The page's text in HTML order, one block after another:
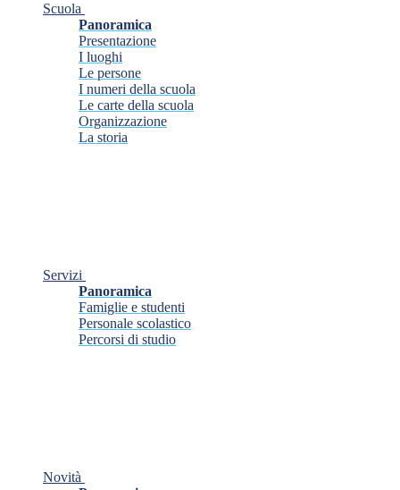
Scuola
Panoramica
Presentazione
I luoghi
Le persone
I numeri della scuola
Le carte della scuola
Organizzazione
La storia
Servizi
Panoramica
Famiglie e studenti
Personale scolastico
Percorsi di studio
Novità